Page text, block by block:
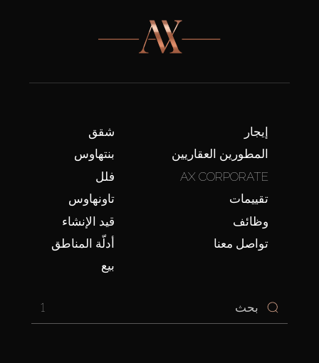
شقق
بنتهاوس
فلل
تاونهاوس
قيد الإنشاء
أدلّة المناطق
بيع
إيجار
المطورين العقاريين
AX CORPORATE
تقييمات
وظائف
تواصل معنا
1